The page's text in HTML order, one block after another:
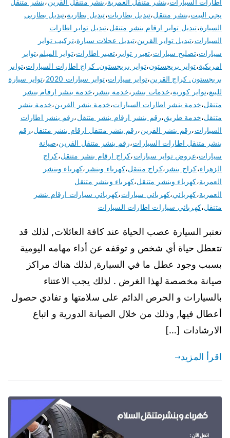
اطارات السيارات،بنشر متنقل العمرية،بنشر متنقل القرين،بنشر متنقل
يجي البيت،بنشر منتقل،تبديل بطاريات،تبديل بطارية،تبديل بطاريى
السيارة،تبديل تواير ارقام بنشر متنقل،تبديل تواير اطارات
السيارات،تبديل تواير القرين،تبديل عجلات سيارة،تركيب تواير
سيارات،تصليح سيارات،تغيرر تواير ،تغيير اطارات،تواير الميلم،تواير
امريكية،تواير بريجستون،تواير بريجستون. كراج اطارات السيارات،تواير
بريجستون. كراج القرين،تواير سيارات،تواير سيارات 2020 ،تواير سيارة
للبيع،تواير كورية،خدمات بنشر ،خدمة بنشر ،خدمة بنشر ارقام بنشر
متنقل،خدمة بنشر اطارات السيارات،خدمة بنشر القرين،خدمة بنشر
متنقل،خدمة طريق،رقم بنشر ارقام بنشر متنقل،رقم بنشر اطارات
السيارات،رقم بنشر القرين،رقم بنشر متنقل ارقام بنشر متنقل،رقم
بنشر متنقل اطارات السيارات،رقم بنشر متنقل القرين،صيانة
سيارات،عروض تواير سيارات،كراج ارقام بنشر متنقل،كراج
الزهراء،كراج بنشر ،كراج متنقل،كهرباء وبنشر ،كهرباء وبنشر
العمرية،كهرباء وبنشر متنقل،كهرباء وبنشر متنقل
العمرية،كهربائي،كهربائي سيارات،كهربائي سيارات ارقام بنشر
متنقل،كهربائي سيارات اطارات السيارات
تعتبر السيارة عصب الحياة عند كافة العائلات, لذلك قد
تتعطل حياة أي شخص و توقفه عن أداء مهامه اليومية
بسبب وجود عطل ما في السيارة, لذلك هناك مراكز
صيانة مخصصة لهذا الغرض . لذلك يجب الاعتناء
بالسيارات و الحرص الدائم على سلامتها و تفادي حصول
أعطال فيها, وذلك من خلال الصيانة الدورية و اتباع
الارشادات […]
اقرأ المزيد